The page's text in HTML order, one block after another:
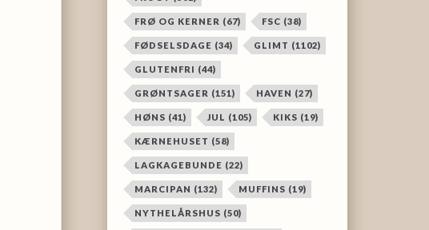
FRØ OG KERNER (67) FSC (38)
FØDSELSDAGE (34) GLIMT (1102)
GLUTENFRI (44)
GRØNTSAGER (151) HAVEN (27)
HØNS (41) JUL (105) KIKS (19)
KÆRNEHUSET (58)
LAGKAGEBUNDE (22)
MARCIPAN (132) MUFFINS (19)
NYTHELÅRSHUS (50)